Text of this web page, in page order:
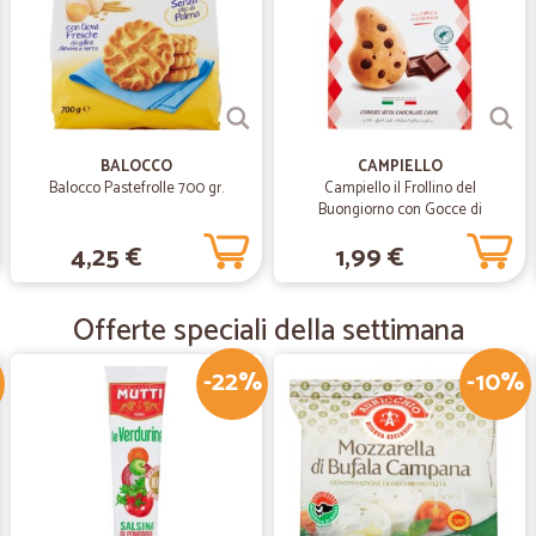
Ottimo in ogni aspetto!!!
Massimo P.
Ottimo
Prodotto difficile da reperire da
Daria D.
Ottima esperienza
Ampia scelta, super veloci nella
—Maria
Niente da dire tutto perfetto
Niente da dire tutto perfetto !!
BALOCCO
Balocco Pastefrolle 700 gr.
4,25 €
CAMPIELLO
Campiello il Frollino del
Buongiorno con Gocce di
1,99 €
Offerte speciali della settimana
-22% -10%